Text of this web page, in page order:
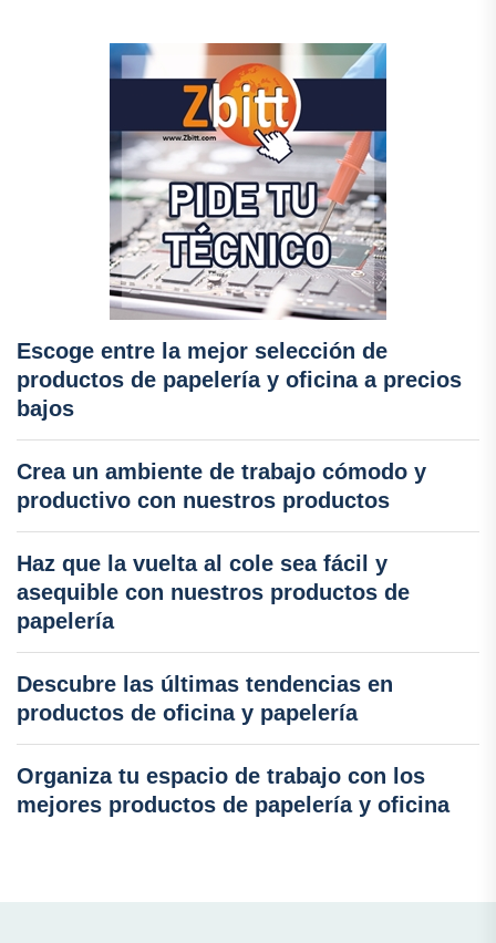
Escoge entre la mejor selección de
productos de papelería y oficina a precios
bajos
Crea un ambiente de trabajo cómodo y
productivo con nuestros productos
Haz que la vuelta al cole sea fácil y
asequible con nuestros productos de
papelería
Descubre las últimas tendencias en
productos de oficina y papelería
Organiza tu espacio de trabajo con los
mejores productos de papelería y oficina